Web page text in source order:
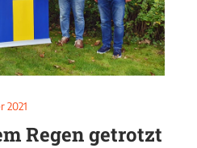
2021
Regen getrotzt